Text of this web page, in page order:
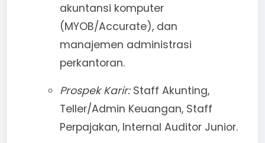
akuntansi komputer
(MYOB/Accurate), dan
manajemen administrasi
perkantoran.
Prospek Karir:Staff Akunting,
Teller/Admin Keuangan, Staff
Perpajakan, Internal Auditor Junior.